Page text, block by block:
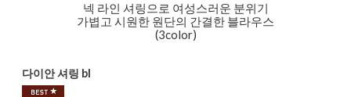
넥 라인 셔링으로 여성스러운 분위기
가볍고 시원한 원단의 간결한 블라우스
(3color)
다이안 셔링 bl